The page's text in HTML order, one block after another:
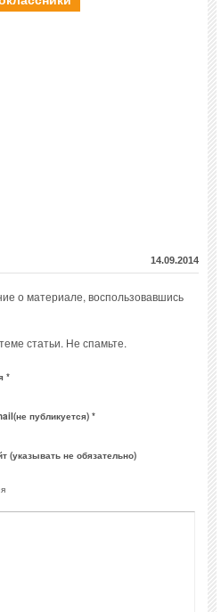
14.09.2014
о материале, воспользовавшись
статьи. Не спамьте.
*
публикуется) *
(указывать не обязательно)